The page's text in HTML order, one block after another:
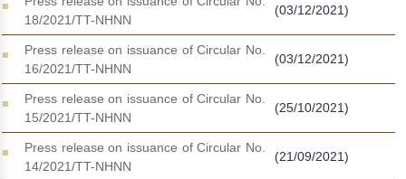
18/2021/TT-NHNN
(03/12/2021)
Press release on issuance of Circular No.
16/2021/TT-NHNN
(03/12/2021)
Press release on issuance of Circular No.
15/2021/TT-NHNN
(25/10/2021)
Press release on issuance of Circular No.
14/2021/TT-NHNN
(21/09/2021)